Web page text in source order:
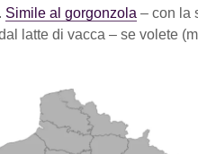
Simile al gorgonzola – con la
latte di vacca – se volete